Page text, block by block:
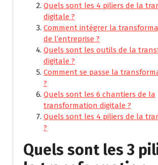
Quels sont les 4 piliers de la
digitale ?
Comment intégrer la
de l’entreprise ?
Quels sont les outils de la
digitale ?
Comment se passe la
?
Quels sont les 6 chantiers de la
transformation digitale ?
Quels sont les 4 piliers de la
?
Quels sont les 3